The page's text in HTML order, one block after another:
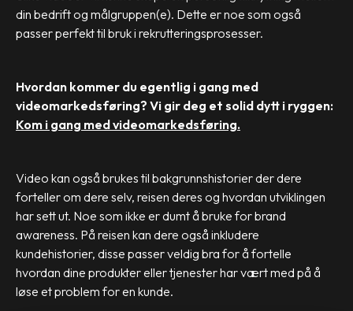
din bedrift og målgruppen(e). Dette er noe som også
passer perfekt til bruk i rekrutteringsprosesser.
Hvordan kommer du egentlig i gang med
videomarkedsføring? Vi gir deg et solid dytt i ryggen:
Kom i gang med videomarkedsføring.
Video kan også brukes til bakgrunnshistorier der dere
forteller om dere selv, reisen deres og hvordan utviklingen
har sett ut. Noe som ikke er dumt å bruke for brand
awareness. På reisen kan dere også inkludere
kundehistorier, disse passer veldig bra for å fortelle
hvordan dine produkter eller tjenester har vært med på å
løse et problem for en kunde.